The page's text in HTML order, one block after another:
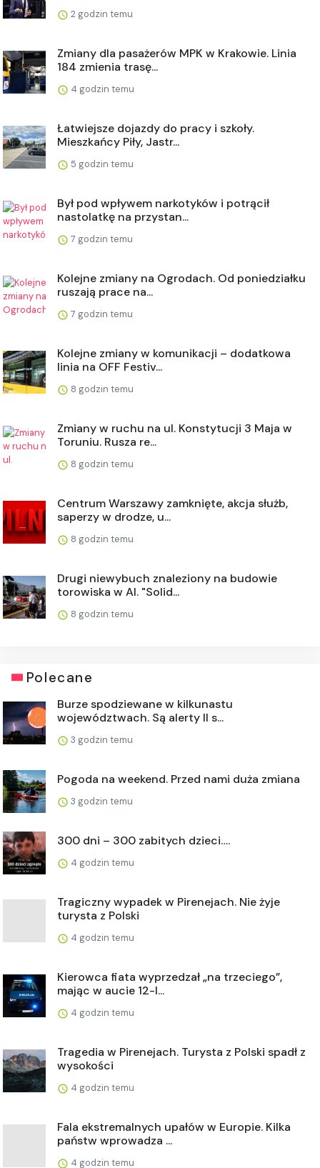
2 godzin temu
Zmiany dla pasażerów MPK w Krakowie. Linia
184 zmienia trasę...
4 godzin temu
Łatwiejsze dojazdy do pracy i szkoły.
Mieszkańcy Piły, Jastr...
5 godzin temu
Był pod wpływem narkotyków i potrącił
nastolatkę na przystan...
7 godzin temu
Kolejne zmiany na Ogrodach. Od poniedziałku
ruszają prace na...
7 godzin temu
Kolejne zmiany w komunikacji – dodatkowa
linia na OFF Festiv...
8 godzin temu
Zmiany w ruchu na ul. Konstytucji 3 Maja w
Toruniu. Rusza re...
8 godzin temu
Centrum Warszawy zamknięte, akcja służb,
saperzy w drodze, u...
8 godzin temu
Drugi niewybuch znaleziony na budowie
torowiska w Al. "Solid...
8 godzin temu
Polecane
Burze spodziewane w kilkunastu
województwach. Są alerty II s...
3 godzin temu
Pogoda na weekend. Przed nami duża zmiana
3 godzin temu
300 dni – 300 zabitych dzieci….
4 godzin temu
Tragiczny wypadek w Pirenejach. Nie żyje
turysta z Polski
4 godzin temu
Kierowca fiata wyprzedzał „na trzeciego”,
mając w aucie 12-l...
4 godzin temu
Tragedia w Pirenejach. Turysta z Polski spadł z
wysokości
4 godzin temu
Fala ekstremalnych upałów w Europie. Kilka
państw wprowadza ...
4 godzin temu